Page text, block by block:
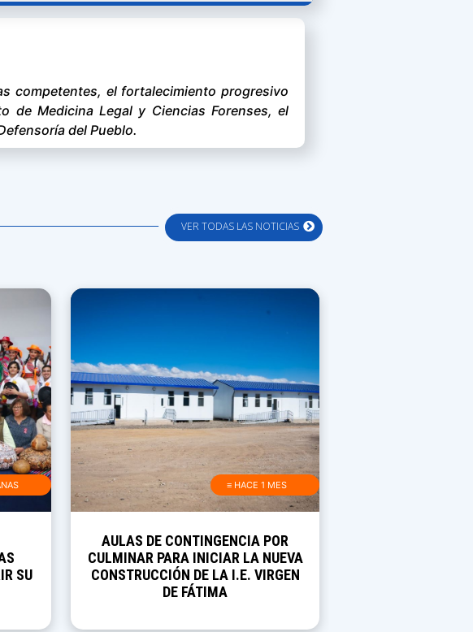
competentes, el fortalecimiento progresivo
Medicina Legal y Ciencias Forenses, el
del Pueblo.
VER TODAS LAS NOTICIAS
SU
≡ HACE 1 MES
AULAS DE CONTINGENCIA POR
CULMINAR PARA INICIAR LA NUEVA
CONSTRUCCIÓN DE LA I.E. VIRGEN
DE FÁTIMA